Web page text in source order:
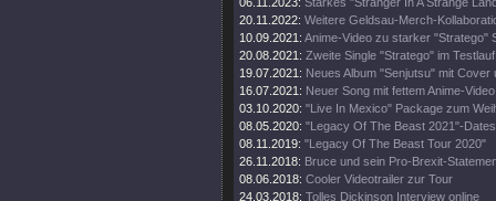
20.11.2022: Weitere Geldsau-Merch-
10.09.2021: Anime-Video zu starker "Stratego"
20.08.2021: Zweite Single "Stratego" im Testlauf
19.07.2021: Neues Album "Senjutsu" mit Cover
16.07.2021: Neuer Song mit fettem Anime-Video
03.10.2020: "Live In Mexico" Package zum
08.05.2020: "Legacy Of The Beast 2021"-Dates
08.11.2019: "Legacy Of The Beast Tour 2020"
26.11.2018: Bruce und sein Pro-Brexit-
08.06.2018: Cooler Videotrailer zur Tour
24.03.2018: Tolles Dickinson Interview online